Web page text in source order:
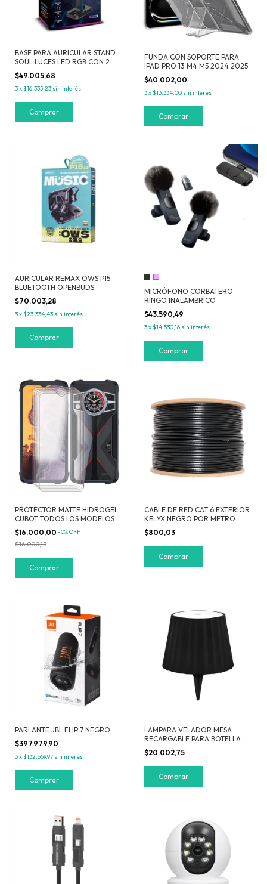
BASE PARA AURICULAR STAND
SOUL LUCES LED RGB CON 2
USB GAMER
$49.005,68
3x$16.335,23 sin interés
FUNDA CON SOPORTE PARA
IPAD PRO 13 M4 M5 2024 2025
$40.002,00
3x$13.334,00 sin interés
AURICULAR REMAX OWS P15
BLUETOOTH OPENBUDS
$70.003,28
3x$23.334,43 sin interés
MICRÓFONO CORBATERO
RINGO INALAMBRICO
$43.590,49
3x$14.530,16 sin interés
Comprar
PROTECTOR MATTE HIDROGEL
CUBOT TODOS LOS MODELOS
$16.000,00 -0%OFF
$16.000,18
CABLE DE RED CAT 6 EXTERIOR
KELYX NEGRO POR METRO
$800,03
PARLANTE JBL FLIP 7 NEGRO
$397.979,90
3x$132.659,97 sin interés
LAMPARA VELADOR MESA
RECARGABLE PARA BOTELLA
$20.002,75